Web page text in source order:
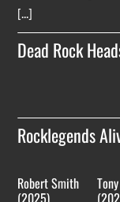
[...]
Dead Rock
Rocklegends
Robert Smith
(2025)